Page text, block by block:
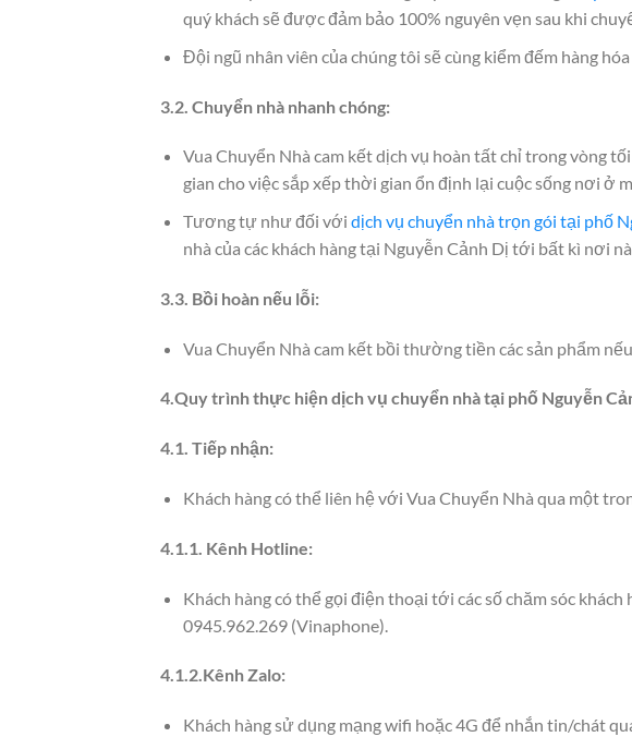
quý khách sẽ được đảm bảo 100% nguyên vẹn sau khi
Đội ngũ nhân viên của chúng tôi sẽ cùng kiểm đếm hàng
3.2. Chuyển nhà nhanh chóng:
Vua Chuyển Nhà cam kết dịch vụ hoàn tất chỉ trong vòng
gian cho việc sắp xếp thời gian ổn định lại cuộc sống nơi ở
Tương tự như đối với dịch vụ chuyển nhà trọn gói tại phố
nhà của các khách hàng tại Nguyễn Cảnh Dị tới bất kì nơi
3.3. Bồi hoàn nếu lỗi:
Vua Chuyển Nhà cam kết bồi thường tiền các sản phẩm
4.Quy trình thực hiện dịch vụ chuyển nhà tại phố Nguyễn
4.1. Tiếp nhận:
Khách hàng có thể liên hệ với Vua Chuyển Nhà qua một
4.1.1. Kênh Hotline:
Khách hàng có thể gọi điện thoại tới các số chăm sóc
0945.962.269 (Vinaphone).
4.1.2.Kênh Zalo:
Khách hàng sử dụng mạng wifi hoặc 4G để nhắn tin/chát